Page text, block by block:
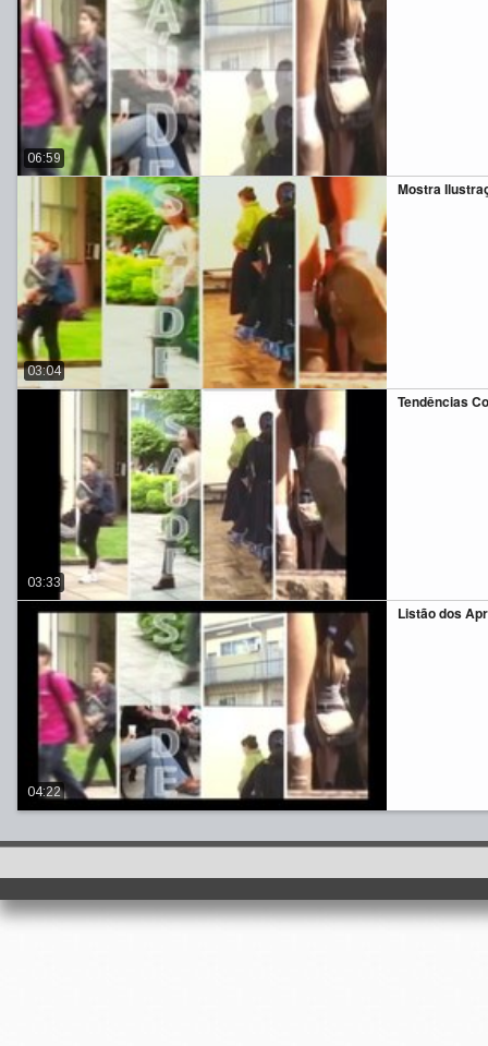
06:59
Mostra
03:04
Tendências
03:33
Listão dos
04:22